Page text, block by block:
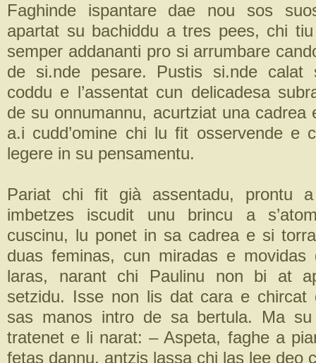
Faghinde ispantare dae nou sos
apartat su bachiddu a tres pees, chi
semper addananti pro si arrumbare
de si.nde pesare. Pustis si.nde calat
coddu e l’assentat cun delicadesa
de su onnumannu, acurtziat una cadrea
a.i cudd’omine chi lu fit osservende e
legere in su pensamentu.
Pariat chi fit già assentadu, prontu
imbetzes iscudit unu brincu a
cuscinu, lu ponet in sa cadrea e si
duas feminas, cun miradas e
laras, narant chi Paulinu non bi at
setzidu. Isse non lis dat cara e chircat
sas manos intro de sa bertula. Ma su
tratenet e li narat: – Aspeta, faghe a
fetas dannu, antzis lassa chi las lee deo